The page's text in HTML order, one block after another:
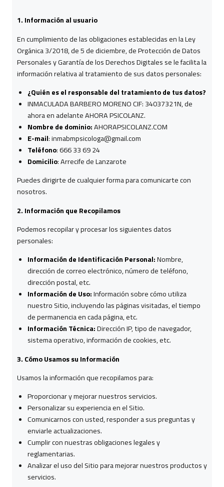
1. Información al usuario
En cumplimiento de las obligaciones establecidas en la Ley
Orgánica 3/2018, de 5 de diciembre, de Protección de Datos
Personales y Garantía de los Derechos Digitales se le facilita la
información relativa al tratamiento de sus datos personales:
¿Quién es el responsable del tratamiento de tus datos?
INMACULADA BARBERO MORENO CIF: 34037321N, de
ahora en adelante AHORA PSICOLANZ.
Nombre de dominio:AHORAPSICOLANZ.COM
E-mail: inmabmpsicologa@gmail.com
Teléfono: 666 33 69 24
Domicilio: Arrecife de Lanzarote
Puedes dirigirte de cualquier forma para comunicarte con
nosotros.
2. Información que Recopilamos
Podemos recopilar y procesar los siguientes datos
personales:
Información de Identificación Personal:Nombre,
dirección de correo electrónico, número de teléfono,
dirección postal, etc.
Información de Uso:Información sobre cómo utiliza
nuestro Sitio, incluyendo las páginas visitadas, el tiempo
de permanencia en cada página, etc.
Información Técnica:Dirección IP, tipo de navegador,
sistema operativo, información de cookies, etc.
3. Cómo Usamos su Información
Usamos la información que recopilamos para:
Proporcionar y mejorar nuestros servicios.
Personalizar su experiencia en el Sitio.
Comunicarnos con usted, responder a sus preguntas y
enviarle actualizaciones.
Cumplir con nuestras obligaciones legales y
reglamentarias.
Analizar el uso del Sitio para mejorar nuestros productos y
servicios.